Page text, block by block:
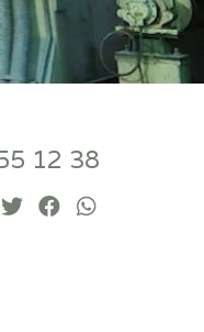
12 38